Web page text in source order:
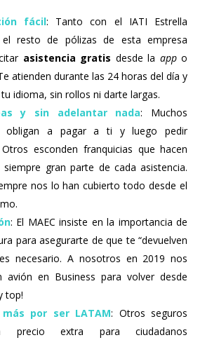
fácil: Tanto con el IATI Estrella
resto de pólizas de esta empresa
asistencia gratis desde la appo
atienden durante las 24 horas del día y
idioma, sin rollos ni darte largas.
y sin adelantar nada: Muchos
obligan a pagar a ti y luego pedir
esconden franquicias que hacen
siempre gran parte de cada asistencia.
nos lo han cubierto todo desde el
: El MAEC insiste en la importancia de
para asegurarte de que te “devuelven
necesario. A nosotros en 2019 nos
avión en Business para volver desde
top!
por ser LATAM: Otros seguros
precio extra para ciudadanos